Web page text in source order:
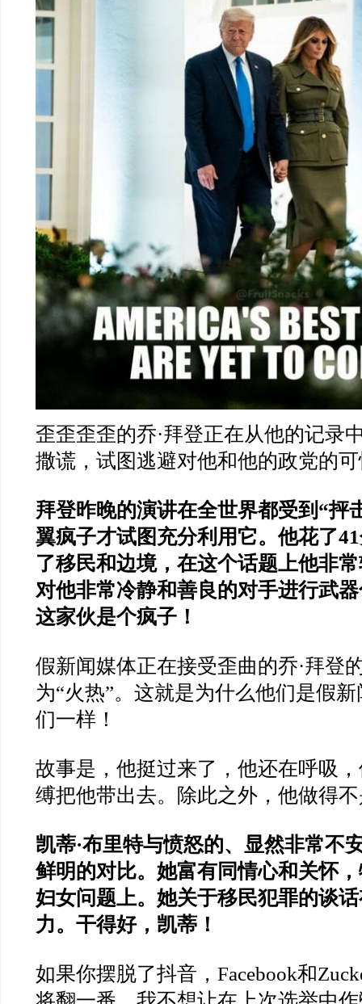
歪歪歪歪的乔·拜登正在从他的记
撒谎，试图逃避对他和他的政党的
拜登昨晚的演讲在全世界都受到“抨
翼疯子才试图充分利用它。他花了
了移民和边境，在这个话题上他非
对他非常冷静和善良的对手进行武
这家伙是个疯子！
假新闻媒体正在接受歪曲的乔·拜登
为“火热”。这就是为什么他们是假
们一样！
故事是，他挺过来了，他还在呼吸
缚把他带出去。除此之外，他做得
凯蒂·布里特与愤怒的、显然非常不
鲜明的对比。她富有同情心和关怀
妇女问题上。她关于移民犯罪的谈
力。干得好，凯蒂！
如果你摆脱了抖音，Facebook和